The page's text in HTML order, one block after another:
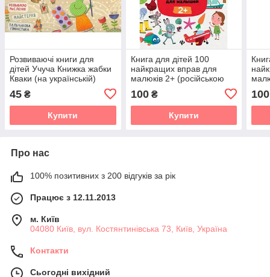
Розвиваючі книги для
дітей Учуча Книжка жабки
Кваки (на українській)
45 ₴
Купити
Книга для дітей 100
найкращих вправ для
малюків 2+ (російською
100₴
Купити
100
Про нас
100% позитивних з 200 відгуків за рік
Працює з 12.11.2013
м. Київ
04080 Київ, вул. Костянтинівська 73, Київ, Україна
Контакти
Сьогодні вихідний